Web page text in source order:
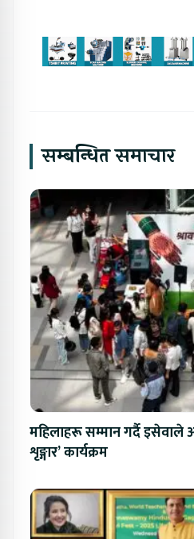
सम्बन्धित समाचार
महिलाहरू सम्मान गर्दै इसेवाले
शृङ्गार’ कार्यक्रम